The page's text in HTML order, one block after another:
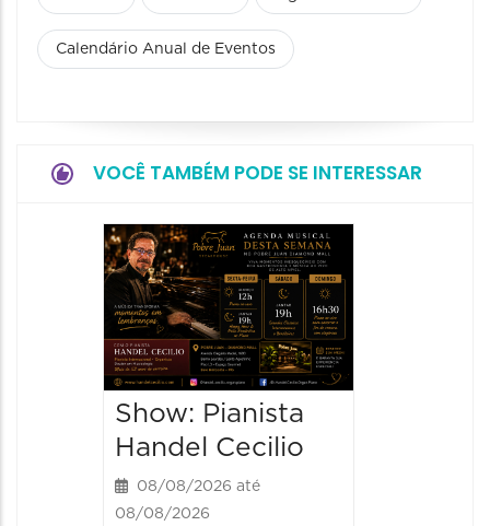
Calendário Anual de Eventos
VOCÊ TAMBÉM PODE SE INTERESSAR
Show: Pianista
Handel Cecilio
08/08/2026 até
08/08/2026